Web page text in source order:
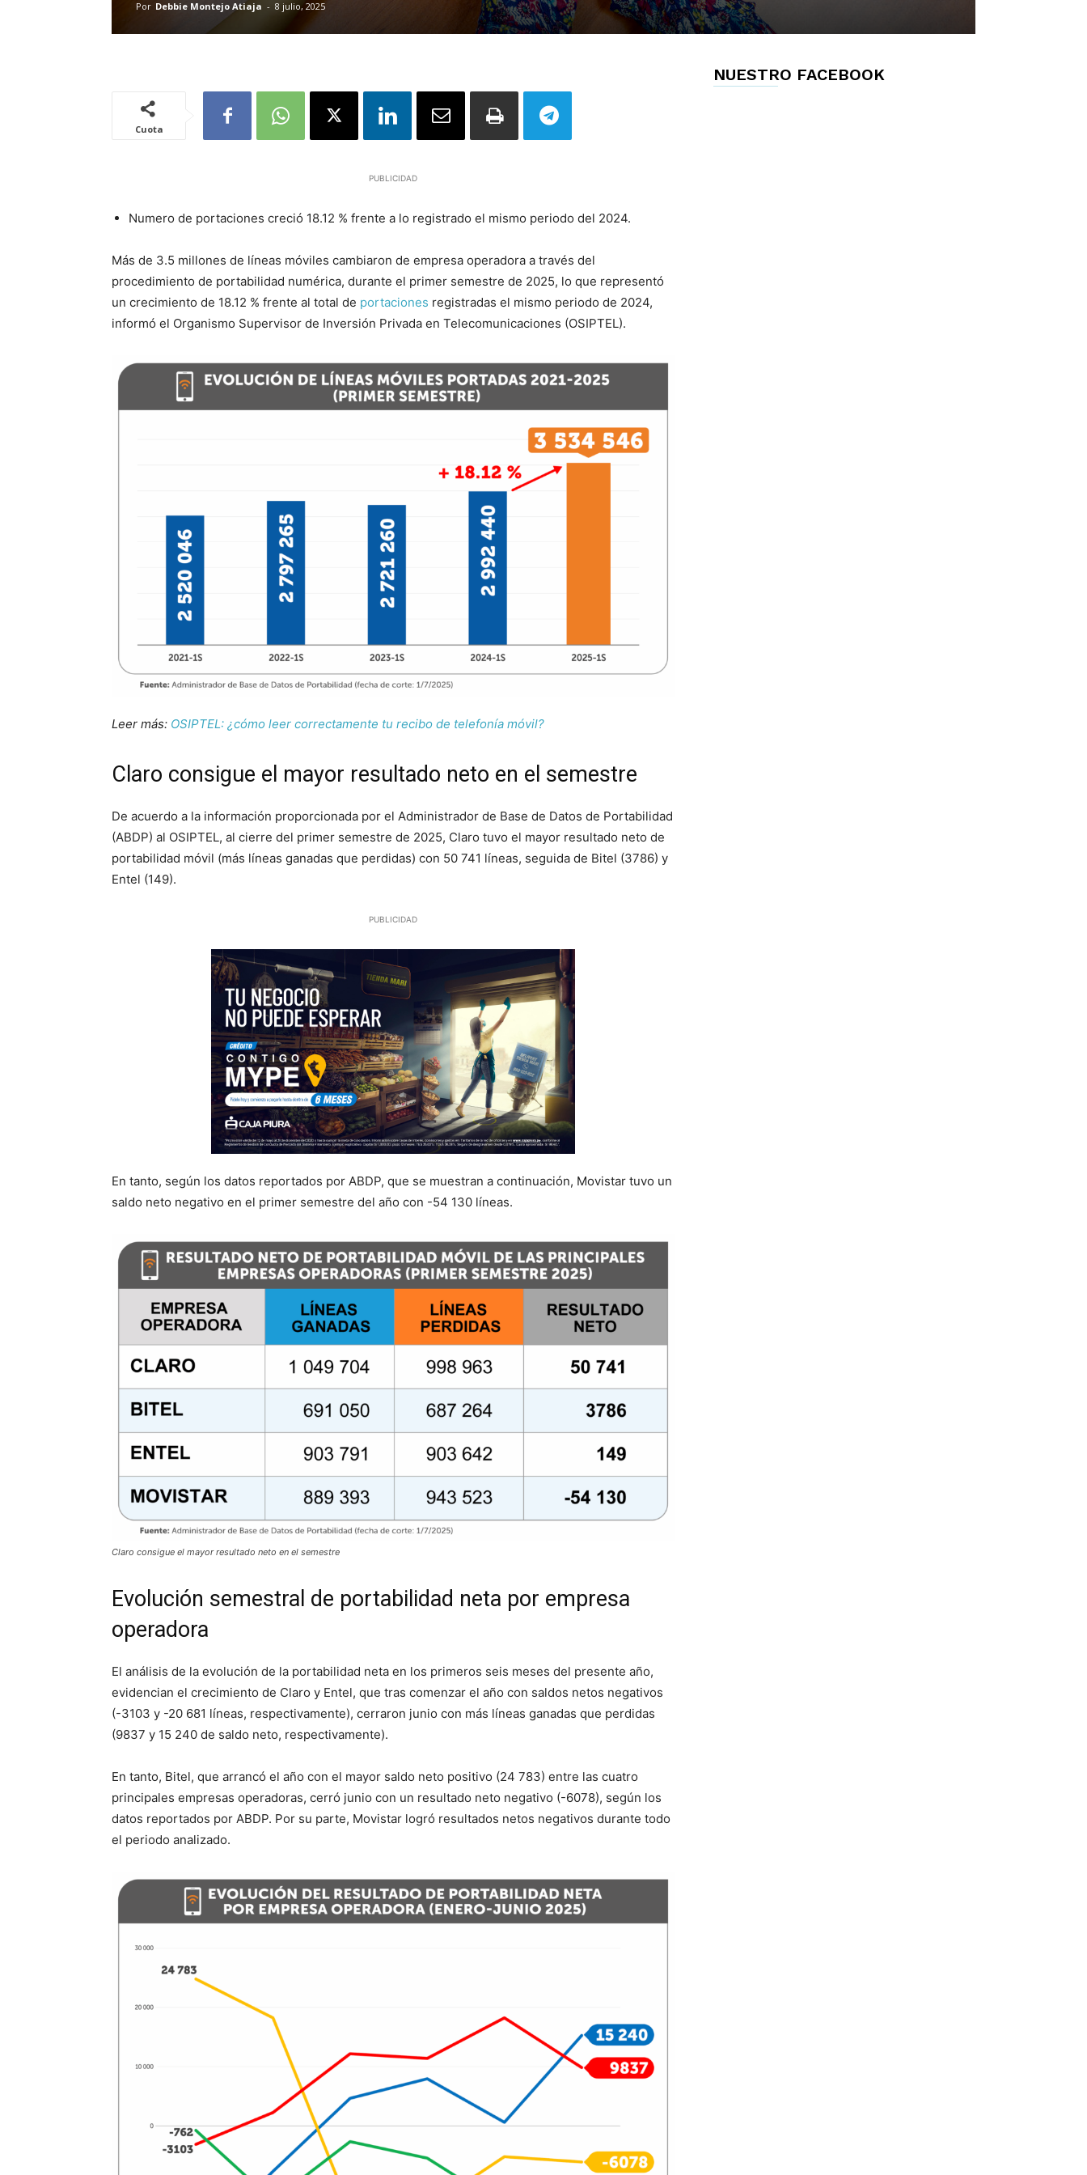
Por Debbie Montejo Atiaja - 8 julio, 2025
Cuota
PUBLICIDAD
Numero de portaciones creció 18.12 % frente a lo registrado el mismo periodo del 2024.
Más de 3.5 millones de líneas móviles cambiaron de empresa operadora a través del
procedimiento de portabilidad numérica, durante el primer semestre de 2025, lo que representó
un crecimiento de 18.12 % frente al total de portaciones registradas el mismo periodo de 2024,
informó el Organismo Supervisor de Inversión Privada en Telecomunicaciones (OSIPTEL).
Leer más: OSIPTEL: ¿cómo leer correctamente tu recibo de telefonía móvil?
Claro consigue el mayor resultado neto en el semestre
De acuerdo a la información proporcionada por el Administrador de Base de Datos de Portabilidad
(ABDP) al OSIPTEL, al cierre del primer semestre de 2025, Claro tuvo el mayor resultado neto de
portabilidad móvil (más líneas ganadas que perdidas) con 50 741 líneas, seguida de Bitel (3786) y
Entel (149).
PUBLICIDAD
En tanto, según los datos reportados por ABDP, que se muestran a continuación, Movistar tuvo un
saldo neto negativo en el primer semestre del año con -54 130 líneas.
Claro consigue el mayor resultado neto en el semestre
Evolución semestral de portabilidad neta por empresa
operadora
El análisis de la evolución de la portabilidad neta en los primeros seis meses del presente año,
evidencian el crecimiento de Claro y Entel, que tras comenzar el año con saldos netos negativos
(-3103 y -20 681 líneas, respectivamente), cerraron junio con más líneas ganadas que perdidas
(9837 y 15 240 de saldo neto, respectivamente).
En tanto, Bitel, que arrancó el año con el mayor saldo neto positivo (24 783) entre las cuatro
principales empresas operadoras, cerró junio con un resultado neto negativo (-6078), según los
datos reportados por ABDP. Por su parte, Movistar logró resultados netos negativos durante todo
el periodo analizado.
NUESTRO FACEBOOK